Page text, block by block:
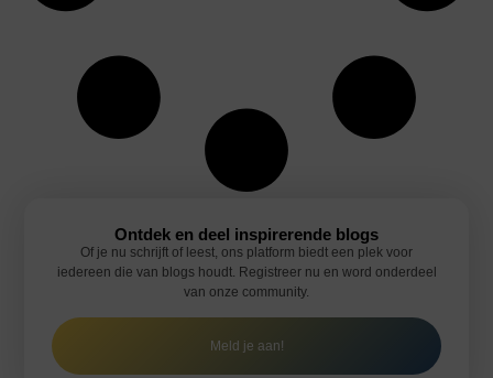
Ontdek en deel inspirerende blogs
Of je nu schrijft of leest, ons platform biedt een plek voor
iedereen die van blogs houdt. Registreer nu en word onderdeel
van onze community.
Meld je aan!